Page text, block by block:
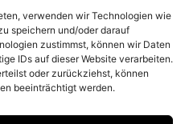
verwenden wir Technologien wie
speichern und/oder darauf
zustimmst, können wir Daten
IDs auf dieser Website verarbeiten.
oder zurückziehst, können
beeinträchtigt werden.
Themen tragen.
seine Ausbildung an